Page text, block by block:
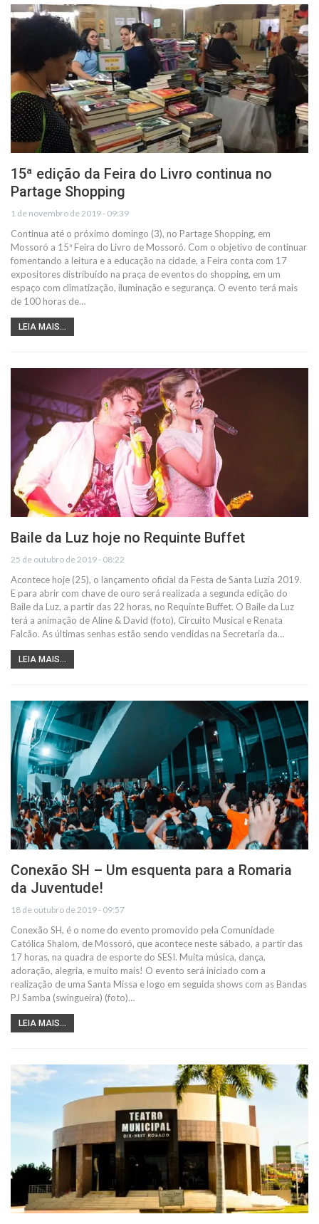
15ª edição da Feira do Livro continua no
Partage Shopping
1 de novembro de 2019 - 09:39
Continua até o próximo domingo (3), no Partage Shopping, em
Mossoró a 15ª Feira do Livro de Mossoró. Com o objetivo de continuar
fomentando a leitura e a educação na cidade, a Feira conta com 17
expositores distribuído na praça de eventos do shopping, em um
espaço com climatização, iluminação e segurança. O evento terá mais
de 100 horas de…
LEIA MAIS...
Baile da Luz hoje no Requinte Buffet
25 de outubro de 2019 - 08:22
Acontece hoje (25), o lançamento oficial da Festa de Santa Luzia 2019.
E para abrir com chave de ouro será realizada a segunda edição do
Baile da Luz, a partir das 22 horas, no Requinte Buffet. O Baile da Luz
terá a animação de Aline & David (foto), Circuito Musical e Renata
Falcão. As últimas senhas estão sendo vendidas na Secretaria da…
LEIA MAIS...
Conexão SH – Um esquenta para a Romaria
da Juventude!
18 de outubro de 2019 - 09:57
Conexão SH, é o nome do evento promovido pela Comunidade
Católica Shalom, de Mossoró, que acontece neste sábado, a partir das
17 horas, na quadra de esporte do SESI. Muita música, dança,
adoração, alegria, e muito mais! O evento será iniciado com a
realização de uma Santa Missa e logo em seguida shows com as Bandas
PJ Samba (swingueira) (foto)…
LEIA MAIS...